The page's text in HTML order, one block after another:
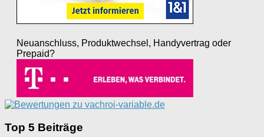
Neuanschluss, Produktwechsel, Handyvertrag oder
Prepaid?
Top 5 Beiträge